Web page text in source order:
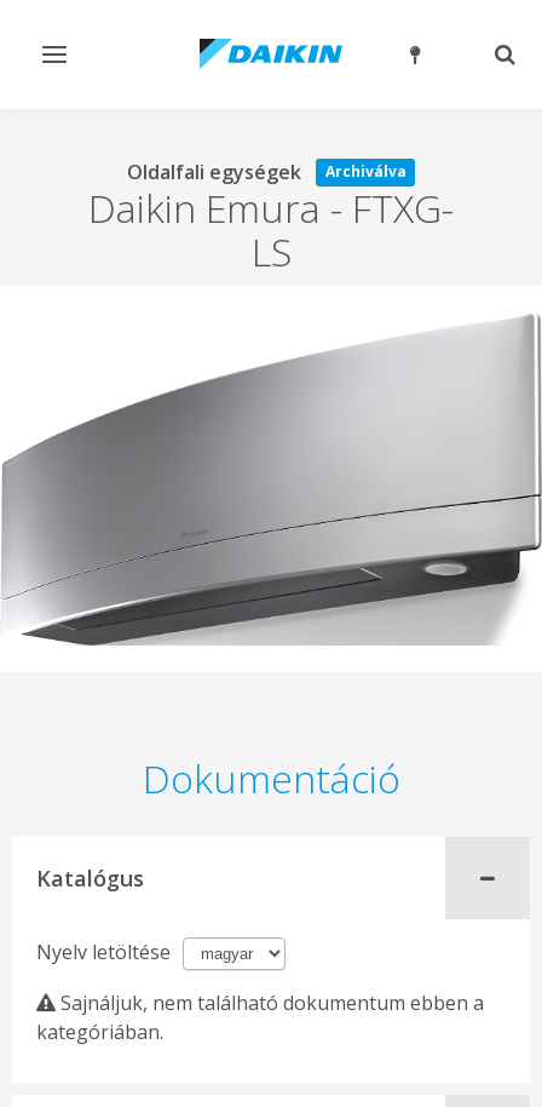
Navigáció
Oldalfali egységek Archiválva
Daikin Emura - FTXG-
LS
Dokumentáció
Katalógus
Nyelv letöltése
Sajnáljuk, nem található dokumentum ebben a
kategóriában.